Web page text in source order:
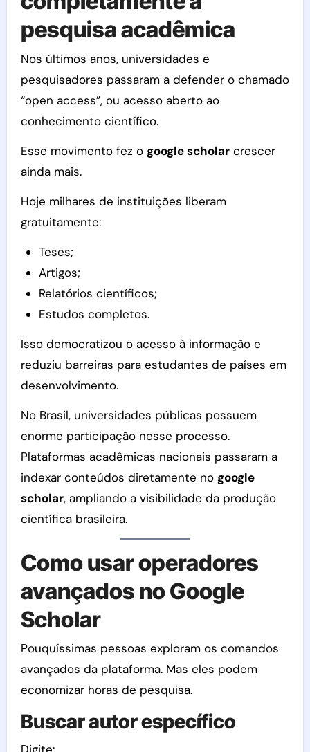
pesquisa acadêmica
Nos últimos anos, universidades e
pesquisadores passaram a defender o chamado
“open access”, ou acesso aberto ao
conhecimento científico.
Esse movimento fez o google scholarcrescer
ainda mais.
Hoje milhares de instituições liberam
gratuitamente:
Teses;
Artigos;
Relatórios científicos;
Estudos completos.
Isso democratizou o acesso à informação e
reduziu barreiras para estudantes de países em
desenvolvimento.
No Brasil, universidades públicas possuem
enorme participação nesse processo.
Plataformas acadêmicas nacionais passaram a
indexar conteúdos diretamente no google
scholar, ampliando a visibilidade da produção
científica brasileira.
Como usar operadores
avançados no Google
Scholar
Pouquíssimas pessoas exploram os comandos
avançados da plataforma. Mas eles podem
economizar horas de pesquisa.
Buscar autor específico
Digite: